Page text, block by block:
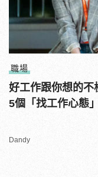
職場
好工作跟你想的不
5個「找工作心態
Dandy